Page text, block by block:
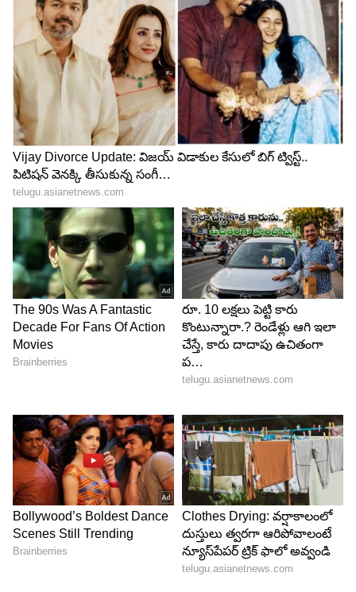
Image Credit : Getty
బెడ్రూమ్...
కిచెన్, చాపింగ్ బోర్డు తర్వాత ఎక్కువ క్రిములు ఉండే మరో
ప్రదేశం బెడ్రూమ్. మనం రోజూ నిద్రించే పడక గదిలో , దిండు
కవర్లలో టాయ్ లెట్ కంటే ఎక్కువ బాక్టీరియా ఉంటుంది.
మన చెమట, లాలాజలం, డెడ్ స్కిన్ సెల్స్ అన్నీ కలిసి
సూక్ష్మ క్రిములు పెరగడానికి కారణం అవుతాయి. ఇవన్నీ,
ముఖంపై మొటిమలు రావడం, హెయిర్ ఫాల్ అవ్వడం
లాంటి సమస్యలు రావడం మొదలౌతాయి. స్కిన్, హెయిర్
డ్యామేజ్ ఎక్కువగా ఉంటుంది.
Image Credit :Getty
మొబైల్ ఫోన్, రిమోట్..
మనం ప్రతిరోజూ ఉపయోగించే మన మొబైల్ ఫోన్లు కూడా